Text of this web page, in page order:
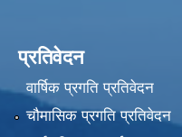
प्रतिवेदन
वार्षिक प्रगति प्रतिवेदन
चौमासिक प्रगति प्रतिवेदन